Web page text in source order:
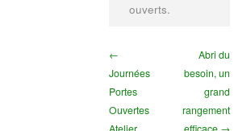
ouverts.
←
Journées
Portes
Ouvertes
Abri du
besoin, un
grand
rangement